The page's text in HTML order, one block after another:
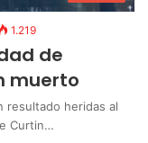
1.219
de
muerto
resultado heridas al
Curtin…